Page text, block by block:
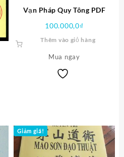
Vạn Pháp Quy Tông PDF
100.000,0₫
Thêm vào giỏ hàng
Mua ngay
Giảm giá!